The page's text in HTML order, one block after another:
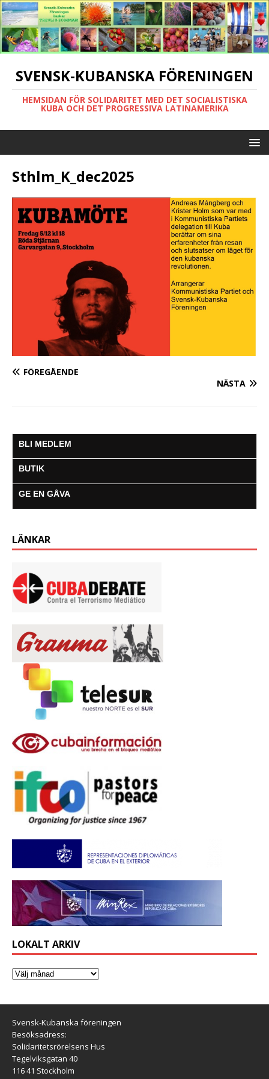
SVENSK-KUBANSKA FÖRENINGEN
HEMSIDAN FÖR SOLIDARITET MED DET SOCIALISTISKA
KUBA OCH DET PROGRESSIVA LATINAMERIKA
Sthlm_K_dec2025
FÖREGÅENDE
NÄSTA
BLI MEDLEM
BUTIK
GE EN GÅVA
LÄNKAR
LOKALT ARKIV
Svensk-Kubanska föreningen
Besöksadress:
Solidaritetsrörelsens Hus
Tegelviksgatan 40
116 41 Stockholm